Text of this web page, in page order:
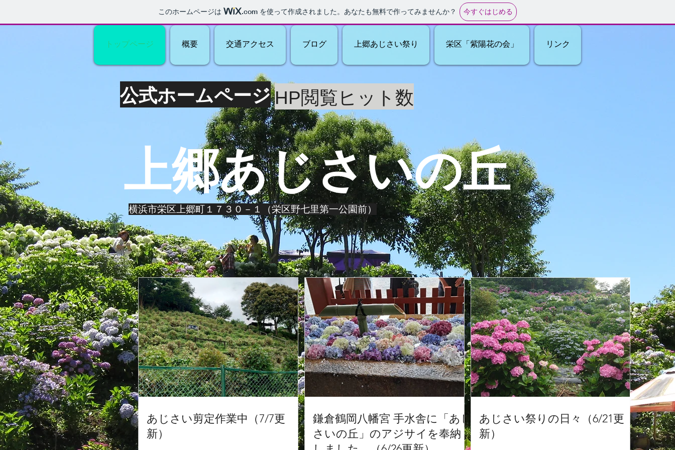
このホームページは .com を使って作成されました。あなたも無料で作ってみませんか？ 今すぐはじめる
トップページ 概要 交通アクセス ブログ 上郷あじさい祭り 栄区「紫陽花の会」 リンク
​公式ホームページ HP閲覧ヒット数
​上郷あじさいの丘
​横浜市栄区上郷町１７３０－１（栄区野七里第一公園前）
あじさい剪定作業中（7/7更
新）
鎌倉鶴岡八幡宮 手水舎に「あじ
さいの丘」のアジサイを奉納
あじさい祭りの日々（6/21更
新）